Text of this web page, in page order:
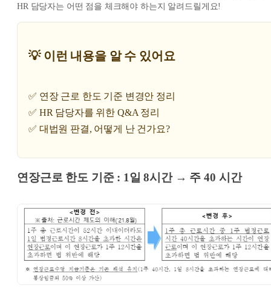
HR 담당자는 어떤 점을 체크해야 하는지 알려드릴게요!
💡 이런 내용을 알 수 있어요
✅ 연장 근로 한도 기준 변경안 정리
✅ HR 담당자를 위한 Q&A 정리
✅ 대법원 판결, 어떻게 난 건가요?
연장근로 한도 기준 : 1일 8시간 → 주 40 시간